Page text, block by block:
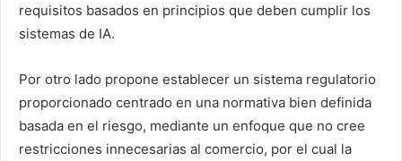
requisitos basados ​​en principios que deben cumplir los
sistemas de IA.
Por otro lado propone establecer un sistema regulatorio
proporcionado centrado en una normativa bien definida
basada en el riesgo, mediante un enfoque que no cree
restricciones innecesarias al comercio, por el cual la